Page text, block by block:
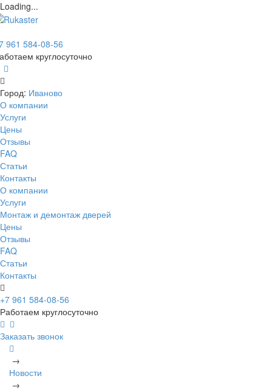
Loading...
961 584-08-56
круглосуточно
Город: Иваново
О компании
Услуги
Цены
Отзывы
FAQ
Статьи
Контакты
О компании
Услуги
Монтаж и демонтаж дверей
Цены
Отзывы
FAQ
Статьи
Контакты
+7 961 584-08-56
Работаем круглосуточно
Заказать звонок
→
Новости
→